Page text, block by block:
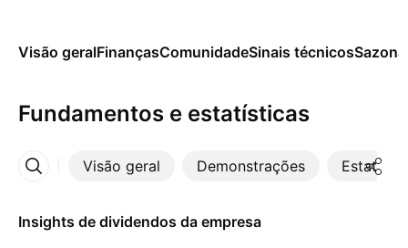
Visão geralFinançasComunidadeSinais técnicos
Fundamentos e estatísticas
Visão geral Demonstrações
Mais
Insights de dividendos da empresa